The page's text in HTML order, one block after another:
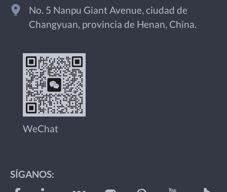
No. 5 Nanpu Giant Avenue, ciudad de
Changyuan, provincia de Henan, China.
WeChat
SÍGANOS: